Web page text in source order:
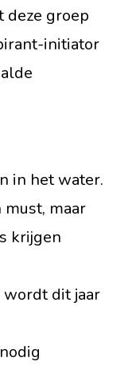
deze groep
initiator
in het water.
maar
krijgen
wordt dit jaar